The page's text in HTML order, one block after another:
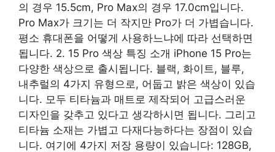
의 경우 15.5cm, Pro Max의 경우 17.0cm입니다.
Pro Max가 크기는 더 작지만 Pro가 더 가볍습니다.
평소 휴대폰을 어떻게 사용하느냐에 따라 선택하면
됩니다. 2. 15 Pro 색상 특징 소개 iPhone 15 Pro는
다양한 색상으로 출시됩니다. 블랙, 화이트, 블루,
내추럴의 4가지 유형으로, 어둡고 밝은 색상이 있습
니다. 모두 티타늄과 매트로 제작되어 고급스러운
디자인을 갖추고 있다고 생각하시면 됩니다. 그리고
티타늄 소재는 가볍고 다재다능하다는 장점이 있습
니다. 여기에 4가지 저장 용량이 있습니다: 128GB,